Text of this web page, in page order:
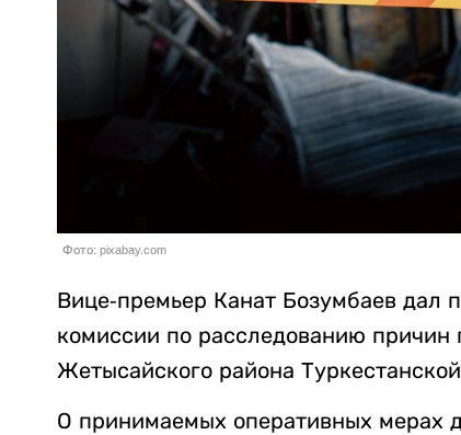
Фото: pixabay.com
Вице-премьер Канат Бозумбаев дал
комиссии по расследованию причин
Жетысайского района
О принимаемых оперативных мерах